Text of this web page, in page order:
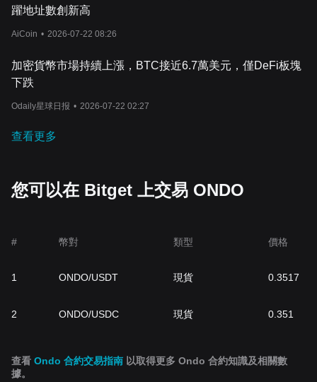
躍地址數創新高
AiCoin • 2026-07-22 08:26
加密貨幣市場持續上漲，BTC接近6.7萬美元，僅DeFi板塊
下跌
Odaily星球日报 • 2026-07-22 02:27
查看更多
您可以在 Bitget 上交易 ONDO
# 幣對 類型 價格
1 ONDO/USDT 現貨 0.3517
2 ONDO/USDC 現貨 0.351
查看 Ondo 合約交易指南 以取得更多 Ondo 合約知識及相關數
據。